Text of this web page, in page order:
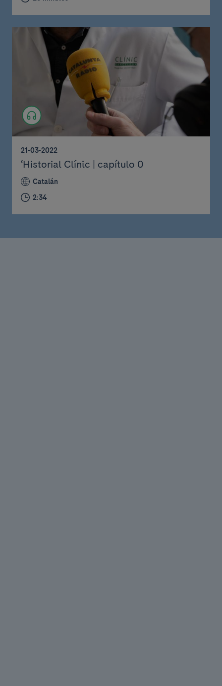
21-03-2022
‘Historial Clínic | capítulo 0
Catalán
2:34